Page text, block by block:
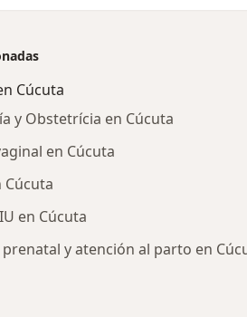
Cúcuta
y Obstetrícia en Cúcuta
en Cúcuta
Cúcuta
en Cúcuta
y atención al parto en